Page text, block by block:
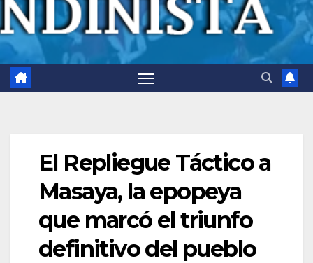
El Repliegue Táctico a
Masaya, la epopeya
que marcó el triunfo
definitivo del pueblo